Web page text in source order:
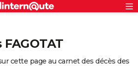
cette page au carnet des décès des